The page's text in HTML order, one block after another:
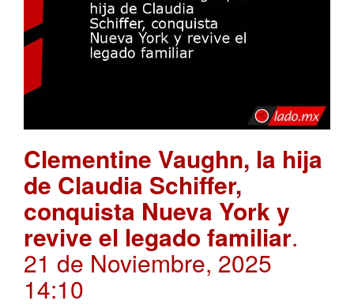
Clementine Vaughn, la hija
de Claudia Schiffer,
conquista Nueva York y
revive el legado familiar.
21 de Noviembre, 2025
14:10